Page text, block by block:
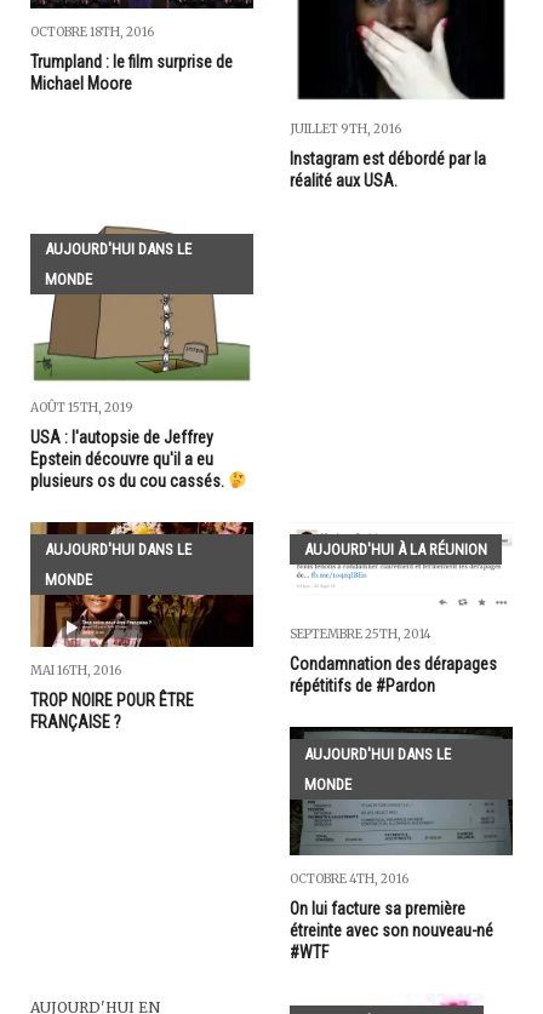
OCTOBRE 18TH, 2016
Trumpland : le film surprise de
Michael Moore
JUILLET 9TH, 2016
Instagram est débordé par la
réalité aux USA.
AUJOURD'HUI DANS LE
MONDE
AOÛT 15TH, 2019
USA : l'autopsie de Jeffrey
Epstein découvre qu'il a eu
plusieurs os du cou cassés.
AUJOURD'HUI DANS LE
MONDE
MAI 16TH, 2016
TROP NOIRE POUR ÊTRE
FRANÇAISE ?
AUJOURD'HUI À LA RÉUNION
SEPTEMBRE 25TH, 2014
Condamnation des dérapages
répétitifs de #Pardon
AUJOURD'HUI DANS LE
MONDE
OCTOBRE 4TH, 2016
On lui facture sa première
étreinte avec son nouveau-né
#WTF
AUJOURD'HUI EN